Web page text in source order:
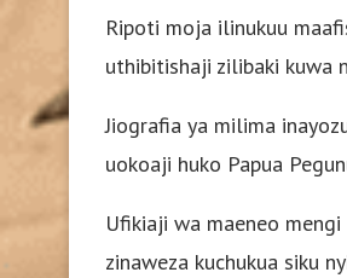
Ripoti moja ilinukuu
uthibitishaji zilibaki kuwa
Jiografia ya milima
uokoaji huko Papua
Ufikiaji wa maeneo
zinaweza kuchukua siku